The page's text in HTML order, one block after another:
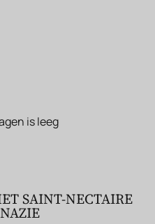
is leeg
SAINT-NECTAIRE